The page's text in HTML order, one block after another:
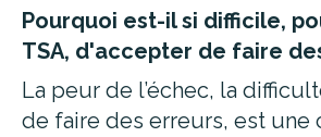
Pourquoi est-il si difficile,
TSA, d'accepter de faire
La peur de l’échec, la
de faire des erreurs, est une